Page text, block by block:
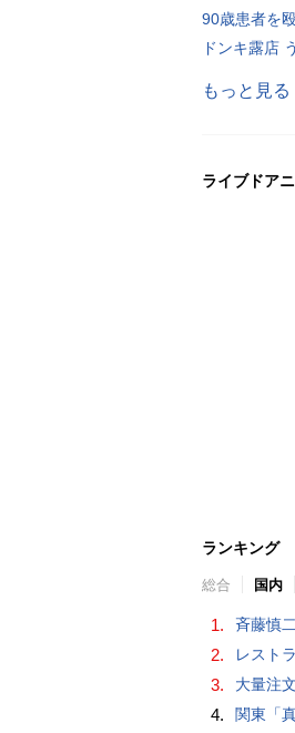
90歳患者を
ドンキ露店
もっと見る
ライブドア
ランキング
総合 国内
1. 斉藤慎
2. レスト
3. 大量注
4. 関東「